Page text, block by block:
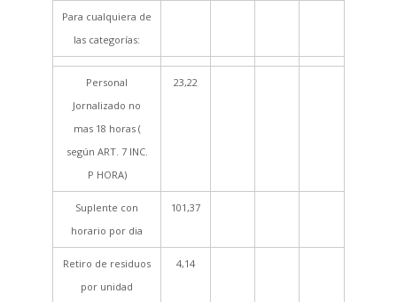
Para cualquiera de
las categorías:
Personal
Jornalizado no
mas 18 horas (
según ART. 7 INC.
P HORA)
23,22
Suplente con
horario por dia
101,37
Retiro de residuos
por unidad
4,14